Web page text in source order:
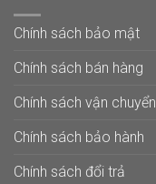
Chính sách bảo mật
Chính sách bán hàng
Chính sách vận chuyển
Chính sách bảo hành
Chính sách đổi trả